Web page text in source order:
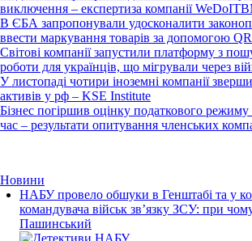
виключення – експертиза компанії
В ЄБА запропонували удосконалити
ввести маркування товарів за допомогою
Світові компанії запустили платформу з
роботи для українців, що мігрували через
У листопаді чотири іноземні компанії
активів у рф – KSE Institute
Бізнес погіршив оцінку податкового
час – результати опитування членських
Новини
НАБУ провело обшуки в Генштабі та у
командувача військ зв’язку ЗСУ: при
Пашинський